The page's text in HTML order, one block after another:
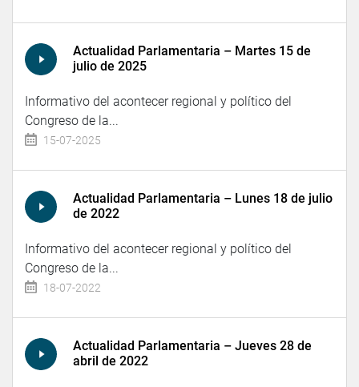
Actualidad Parlamentaria – Martes 15 de
julio de 2025
Informativo del acontecer regional y político del
Congreso de la...
15-07-2025
Actualidad Parlamentaria – Lunes 18 de julio
de 2022
Informativo del acontecer regional y político del
Congreso de la...
18-07-2022
Actualidad Parlamentaria – Jueves 28 de
abril de 2022